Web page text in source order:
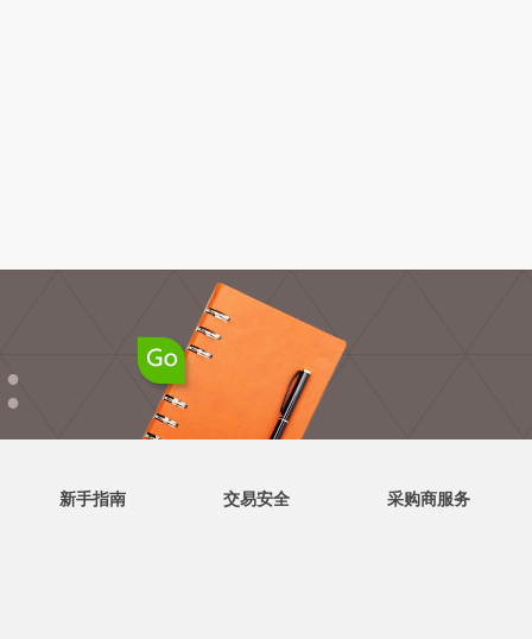
●
●
新手指南 交易安全 采购商服务